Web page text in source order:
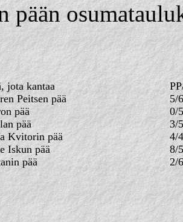
pään
jota kantaa
Peitsen pää
pää
pää
Kvitorin pää
Iskun pää
pää
5/6
0/5
3/5
4/4
8/5
2/6